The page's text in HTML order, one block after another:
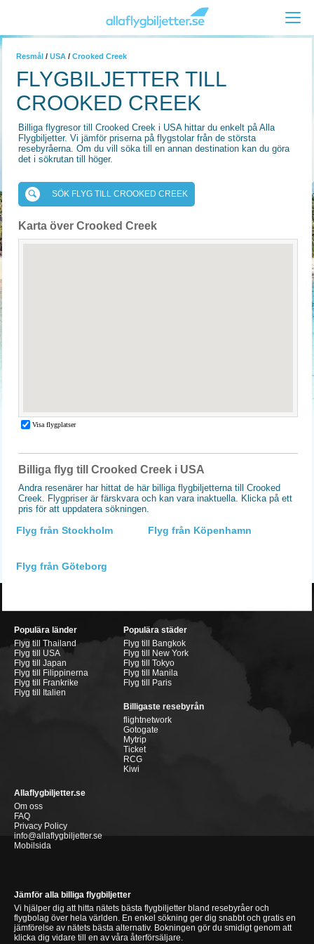
Resmål / USA / Crooked Creek
FLYGBILJETTER TILL
CROOKED CREEK
Billiga flygresor till Crooked Creek i USA hittar du enkelt på Alla
Flygbiljetter. Vi jämför priserna på flygstolar från de största
resebyråerna. Om du vill söka till en annan destination kan du göra
det i sökrutan till höger.
SÖK FLYG TILL CROOKED CREEK
Karta över Crooked Creek
Billiga flyg till Crooked Creek i USA
Andra resenärer har hittat de här billiga flygbiljetterna till Crooked
Creek. Flygpriser är färskvara och kan vara inaktuella. Klicka på ett
pris för att uppdatera sökningen.
Flyg från Stockholm Flyg från Köpenhamn
Flyg från Göteborg
Populära länder
Flyg till Thailand
Flyg till USA
Flyg till Japan
Flyg till Filippinerna
Flyg till Frankrike
Flyg till Italien
Populära städer
Flyg till Bangkok
Flyg till New York
Flyg till Tokyo
Flyg till Manila
Flyg till Paris
Billigaste resebyrån
flightnetwork
Gotogate
Mytrip
Ticket
RCG
Kiwi
Allaflygbiljetter.se
Om oss
FAQ
Privacy Policy
info@allaflygbiljetter.se
Mobilsida
Jämför alla billiga flygbiljetter
Vi hjälper dig att hitta nätets bästa flygbiljetter bland resebyråer och
flygbolag över hela världen. En enkel sökning ger dig snabbt och gratis en
jämförelse av nätets bästa alternativ. Bokningen gör du smidigt genom att
klicka dig vidare till en av våra återförsäljare.